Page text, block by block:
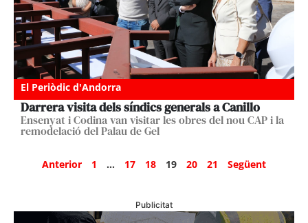
El Periòdic d'Andorra
Darrera visita dels síndics generals a Canillo
Ensenyat i Codina van visitar les obres del nou CAP i la
remodelació del Palau de Gel
Anterior 1 … 17 18 19 20 21 Següent
Publicitat